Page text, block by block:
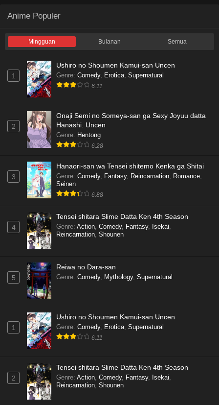
Anime Populer
Mingguan Bulanan Semua
1
Ushiro no Shoumen Kamui-san Uncen
Genre: Comedy, Erotica Supernatural
6.11
2
Onaji Semi no Someya-san ga Sexy Joyuu datta
Hanashi. Uncen
Genre: Hentong
6.28
3
Hanaori-san wa Tensei shitemo Kenka ga Shitai
Genre: Comedy, Fantasy, Reincarnation Romance
Seinen
6.88
4
Tensei shitara Slime Datta Ken 4th Season
Genre: Action Comedy, Fantasy, Isekai
Reincarnation Shounen
5
Reiwa no Dara-san
Genre: Comedy, Mythology, Supernatural
1
Ushiro no Shoumen Kamui-san Uncen
Genre: Comedy, Erotica Supernatural
6.11
2
Tensei shitara Slime Datta Ken 4th Season
Genre: Action Comedy, Fantasy, Isekai
Reincarnation Shounen